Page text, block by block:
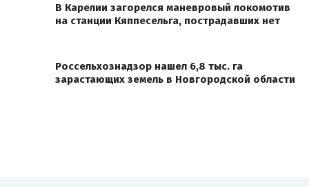
В Карелии загорелся маневровый локомотив
на станции Кяппесельга, пострадавших нет
Россельхознадзор нашел 6,8 тыс. га
зарастающих земель в Новгородской области